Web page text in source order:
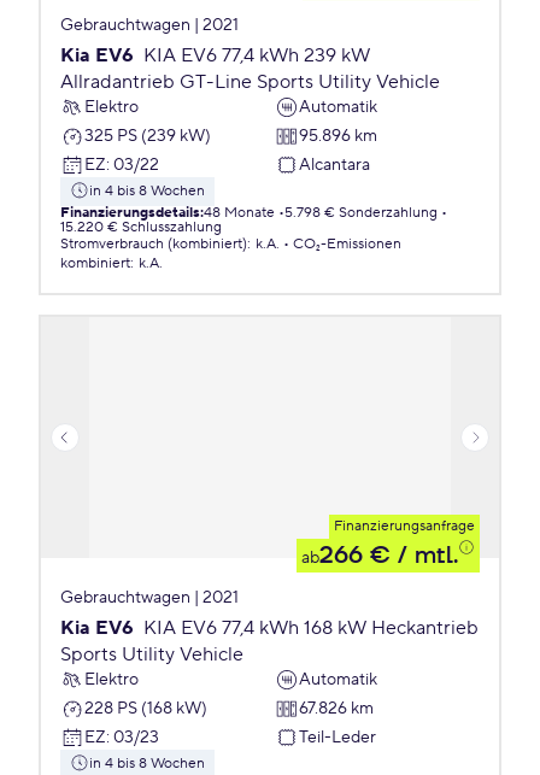
Gebrauchtwagen | 2021
Kia EV6 KIA EV6 77,4 kWh 239 kW
Allradantrieb GT-Line Sports Utility Vehicle
Elektro
Automatik
325 PS (239 kW)
95.896 km
EZ: 03/22 Alcantara
in 4 bis 8 Wochen
Finanzierungsdetails:48 Monate 5.798 € Sonderzahlung
15.220 € Schlusszahlung
Stromverbrauch (kombiniert): k.A.
CO₂-Emissionen
kombiniert: k.A.
Finanzierungsanfrage
ab266 € / mtl.
Gebrauchtwagen | 2021
Kia EV6 KIA EV6 77,4 kWh 168 kW Heckantrieb
Sports Utility Vehicle
Elektro
Automatik
228 PS (168 kW)
67.826 km
EZ: 03/23 Teil-Leder
in 4 bis 8 Wochen